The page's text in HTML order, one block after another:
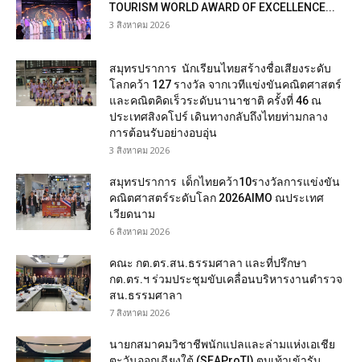
TOURISM WORLD AWARD OF EXCELLENCE...
3 สิงหาคม 2026
สมุทรปราการ นักเรียนไทยสร้างชื่อเสียงระดับ
โลกคว้า 127 รางวัล จากเวทีแข่งขันคณิตศาสตร์
และคณิตคิดเร็วระดับนานาชาติ ครั้งที่ 46 ณ
ประเทศสิงคโปร์ เดินทางกลับถึงไทยท่ามกลาง
การต้อนรับอย่างอบอุ่น
3 สิงหาคม 2026
สมุทรปราการ เด็กไทยคว้า10รางวัลการแข่งขัน
คณิตศาสตร์ระดับโลก 2026AIMO ณประเทศ
เวียดนาม
6 สิงหาคม 2026
คณะ กต.ตร.สน.ธรรมศาลา และที่ปรึกษา
กต.ตร.ฯ ร่วมประชุมขับเคลื่อนบริหารงานตำรวจ
สน.ธรรมศาลา
7 สิงหาคม 2026
นายกสมาคมวิชาชีพนักแปลและล่ามแห่งเอเชีย